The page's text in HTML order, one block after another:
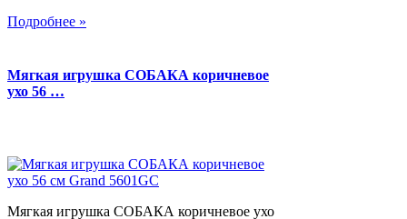
Подробнее »
Мягкая игрушка СОБАКА коричневое
ухо 56 …
Мягкая игрушка СОБАКА коричневое ухо